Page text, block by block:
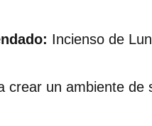
Incienso de
crear un ambiente